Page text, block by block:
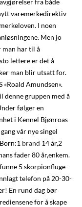
fra både
varemerkedirektiv
I noen
Men jo
man har til å
lettere er det å
man blir utsatt for.
Amundsen».
denne gruppen med å
følger en
i Kennel Bjønroas
vår nye singel
brand 14 år,2
fader 80 år,enkem.
5 skorpionfluge-
telefon på 20-30-
En rund dag bør
for å skape